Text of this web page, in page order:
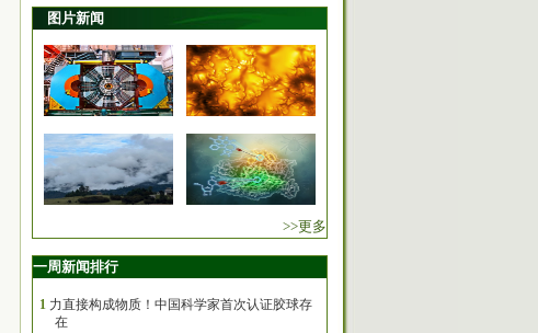
图片新闻
>>更多
一周新闻排行
1 力直接构成物质！中国科学家首次认证胶球存
在